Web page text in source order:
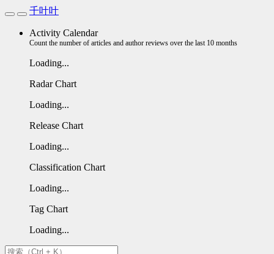
千叶叶
Activity Calendar
Count the number of articles and author reviews over the last 10 months
Loading...
Radar Chart
Loading...
Release Chart
Loading...
Classification Chart
Loading...
Tag Chart
Loading...